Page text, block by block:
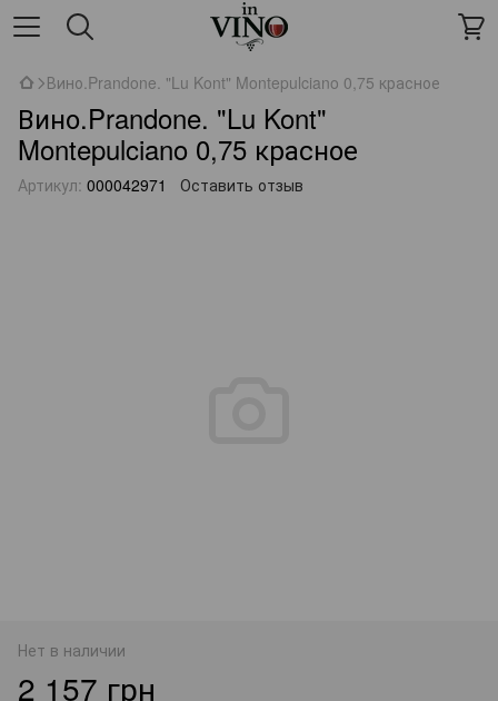
Вино.Prandone. "Lu Kont" Montepulciano 0,75 красное
Вино.Prandone. "Lu Kont"
Montepulciano 0,75 красное
Артикул: 000042971 Оставить отзыв
Нет в наличии
2 157 грн